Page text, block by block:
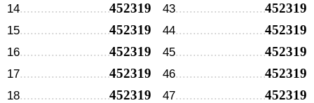
14 452319
15 452319
16 452319
17 452319
18 452319
43 452319
44 452319
45 452319
46 452319
47 452319